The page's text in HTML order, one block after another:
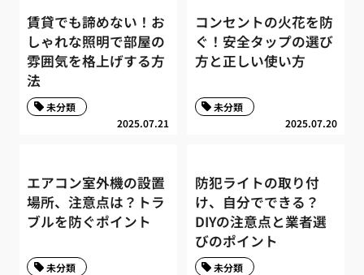
賃貸でも諦めない！お
しゃれな照明で部屋の
雰囲気を格上げする方
法
2025.07.21
未分類
コンセントの火花を防
ぐ！安全タップの選び
方と正しい使い方
2025.07.20
未分類
エアコン室外機の設置
場所、注意点は？トラ
ブルを防ぐポイント
未分類
防犯ライトの取り付
け、自分でできる？
DIYの注意点と業者選
びのポイント
未分類